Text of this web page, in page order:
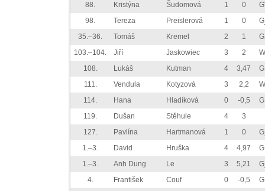
88.
Kristýna Šudomová 1 0
98.
Tereza Preislerová 1 0
35.–36.
Tomáš Kremel 2 1
103.–104.
Jiří Jaskowiec 3 2
108.
Lukáš Kutman 4 3,47
111.
Vendula Kotyzová 3 2,2
114.
Hana Hladíková 0 -0,5
119.
Dušan Stěhule 4
3
127.
Pavlína Hartmanová 1 0
1.–3.
David Hruška 4 4,97
1.–3.
Anh Dung Le 3 5,21
4.
František Couf 0 -0,5